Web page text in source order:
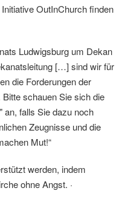
OutInChurch finden
Ludwigsburg um Dekan
[…] sind wir für
die Forderungen der
schauen Sie sich die
an, falls Sie dazu noch
Zeugnisse und die
Mut!“
werden, indem
ohne Angst. ·